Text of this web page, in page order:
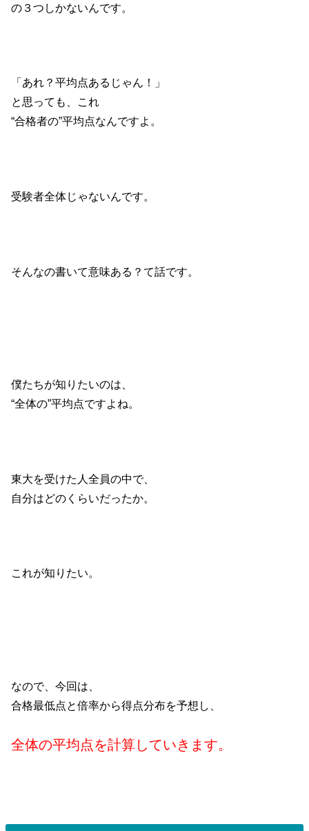
の３つしかないんです。
「あれ？平均点あるじゃん！」
と思っても、これ
“合格者の”平均点なんですよ。
受験者全体じゃないんです。
そんなの書いて意味ある？て話です。
僕たちが知りたいのは、
“全体の”平均点ですよね。
東大を受けた人全員の中で、
自分はどのくらいだったか。
これが知りたい。
なので、今回は、
合格最低点と倍率から得点分布を予想し、
全体の平均点を計算していきます。